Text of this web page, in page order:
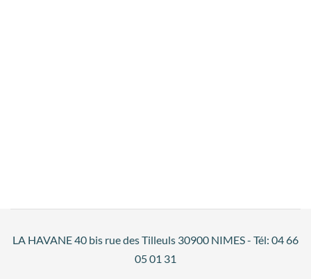
LA HAVANE 40 bis rue des Tilleuls 30900 NIMES - Tél: 04 66
05 01 31